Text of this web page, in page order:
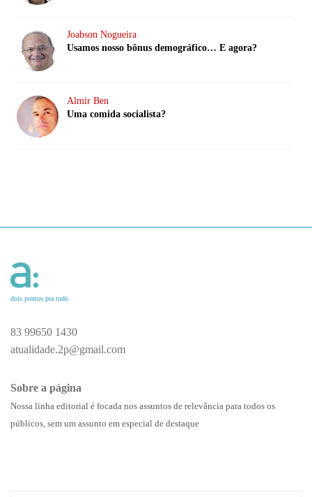
Joabson Nogueira
Usamos nosso bônus demográfico… E agora?
Almir Ben
Uma comida socialista?
dois pontos pra tudo
83 99650 1430
atualidade.2p@gmail.com
Sobre a página
Nossa linha editorial é focada nos assuntos de relevância para todos os
públicos, sem um assunto em especial de destaque